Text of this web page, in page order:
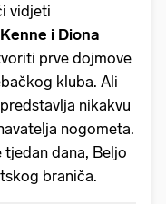
vidjeti
i Diona
prve dojmove
kluba. Ali
nikakvu
nogometa.
dana, Beljo
braniča.